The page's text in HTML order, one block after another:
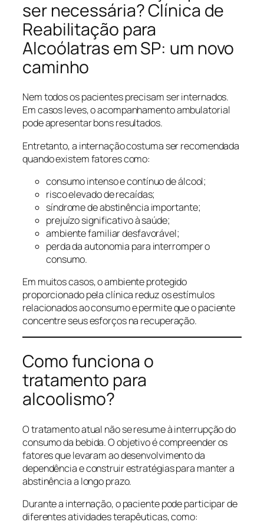
ser necessária? Clínica de
Reabilitação para
Alcoólatras em SP: um novo
caminho
Nem todos os pacientes precisam ser internados.
Em casos leves, o acompanhamento ambulatorial
pode apresentar bons resultados.
Entretanto, a internação costuma ser recomendada
quando existem fatores como:
consumo intenso e contínuo de álcool;
risco elevado de recaídas;
síndrome de abstinência importante;
prejuízo significativo à saúde;
ambiente familiar desfavorável;
perda da autonomia para interromper o
consumo.
Em muitos casos, o ambiente protegido
proporcionado pela clínica reduz os estímulos
relacionados ao consumo e permite que o paciente
concentre seus esforços na recuperação.
Como funciona o
tratamento para
alcoolismo?
O tratamento atual não se resume à interrupção do
consumo da bebida. O objetivo é compreender os
fatores que levaram ao desenvolvimento da
dependência e construir estratégias para manter a
abstinência a longo prazo.
Durante a internação, o paciente pode participar de
diferentes atividades terapêuticas, como: